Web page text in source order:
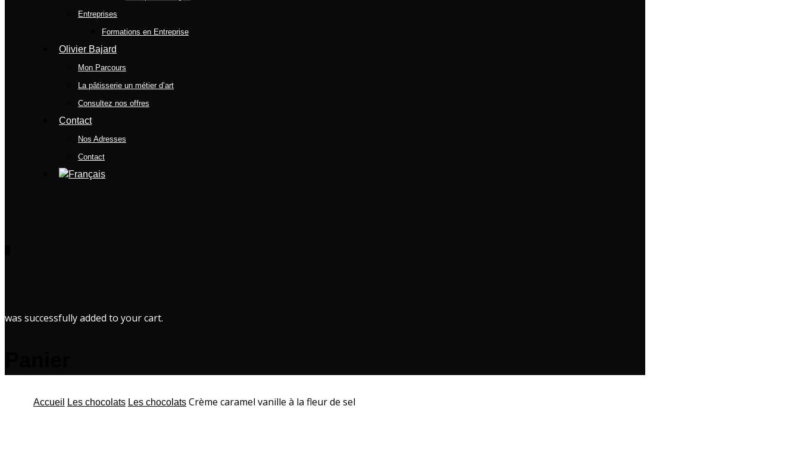
Entreprises
Formations en Entreprise
Olivier Bajard
Mon Parcours
La pâtisserie un métier d’art
Consultez nos offres
Contact
Nos Adresses
Contact
was successfully added to your cart.
Accueil Les chocolats Les chocolats Crème caramel vanille à la fleur de sel